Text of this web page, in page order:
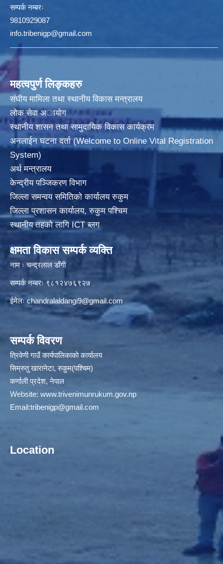
सम्पर्क नम्बरः
9810929087
info.tribenigp@gmail.com
महत्वपुर्ण लिङ्कहरु
संघीय मामिला तथा स्थानीय विकास मन्त्रालय
लोक सेवा अायाेग
स्थानीय शासन तथा सामुदायिक विकास कार्यक्रम
अनलाईन घटना दर्ता (Welcome to Online Vital Registration
System)
अर्थ मन्त्रालय
केन्द्रीय पञ्जिकरण विभाग
जिल्ला समन्वय समितिको कार्यालय रुकुम
जिल्ला प्रशासन कार्यालय, रुकुम पश्चिम
स्थानीय तहको लागि ICT ब्लग
क्षमता विकास सम्पर्क व्यक्ति
नाम ः चन्द्रलाल डाँगी
सम्पर्क नम्बरः ९८१२४७६९२७
ईमेलः chandralaldangi9@gmail.com
सम्पर्क विवरण
त्रिवेणी गाउँ कार्यपालिकाकाे कार्यालय
सिम्रुतु खारानेटा, रुकुम(पश्‍चिम)
कर्णाली प्रदेश, नेपाल
Website: www.trivenimunrukum.gov.np
Email:tribenigp@gmail.com
Location